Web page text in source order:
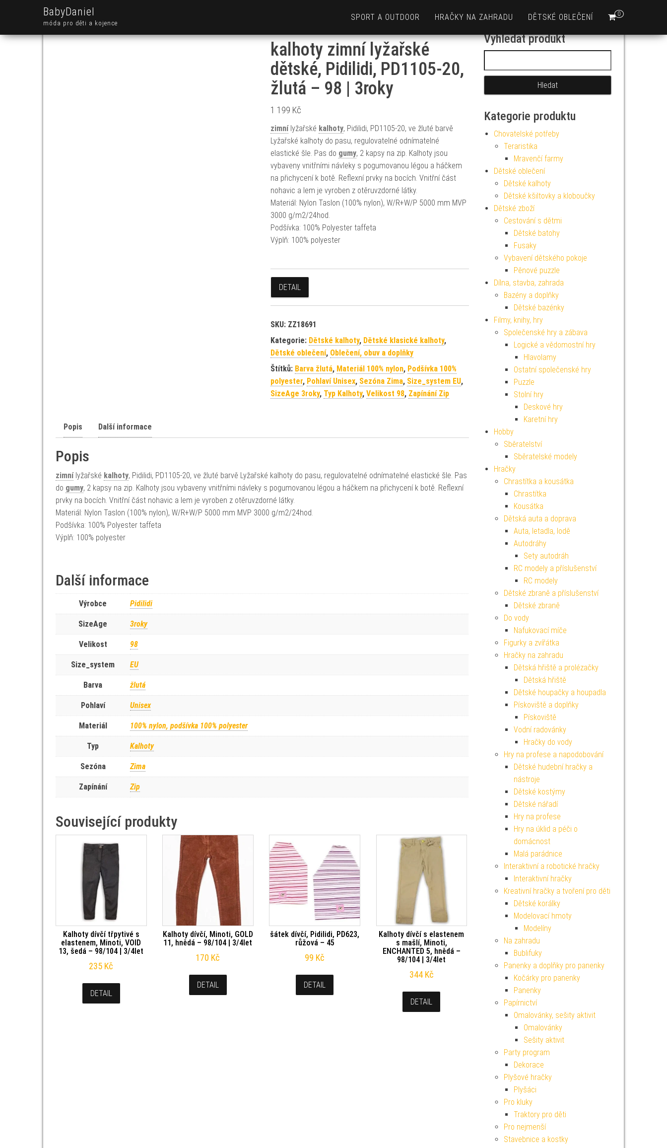
BabyDaniel
móda pro děti a kojence
0
SPORT A OUTDOOR HRAČKY NA ZAHRADU DĚTSKÉ OBLEČENÍ
kalhoty zimní lyžařské
dětské, Pidilidi, PD1105-20,
žlutá – 98 | 3roky
1 199 Kč
zimnílyžařské kalhoty, Pidilidi, PD1105-20, ve žluté barvě
Lyžařské kalhoty do pasu, regulovatelné odnímatelné
elastické šle. Pas do gumy, 2 kapsy na zip. Kalhoty jsou
vybaveny vnitřními návleky s pogumovanou légou a háčkem
na přichycení k botě. Reflexní prvky na bocích. Vnitřní část
nohavic a lem je vyroben z otěruvzdorné látky.
Materiál: Nylon Taslon (100% nylon), W/R+W/P 5000 mm MVP
3000 g/m2/24hod.
Podšívka: 100% Polyester taffeta
Výplň: 100% polyester
DETAIL
SKU: ZZ18691
Kategorie: Dětské kalhoty, Dětské klasické kalhoty,
Dětské oblečení, Oblečení, obuv a doplňky
Štítků: Barva žlutá, Materiál 100% nylon, Podšívka 100%
polyester, Pohlaví Unisex, Sezóna Zima, Size_system EU,
SizeAge 3roky, Typ Kalhoty, Velikost 98, Zapínání Zip
Popis Další informace
Popis
zimnílyžařské kalhoty, Pidilidi, PD1105-20, ve žluté barvě Lyžařské kalhoty do pasu, regulovatelné odnímatelné elastické šle. Pas
do gumy, 2 kapsy na zip. Kalhoty jsou vybaveny vnitřními návleky s pogumovanou légou a háčkem na přichycení k botě. Reflexní
prvky na bocích. Vnitřní část nohavic a lem je vyroben z otěruvzdorné látky.
Materiál: Nylon Taslon (100% nylon), W/R+W/P 5000 mm MVP 3000 g/m2/24hod.
Podšívka: 100% Polyester taffeta
Výplň: 100% polyester
Další informace
Výrobce Pidilidi
SizeAge 3roky
Velikost 98
Size_system EU
Barva žlutá
Pohlaví Unisex
Materiál 100% nylon, podšívka 100% polyester
Typ Kalhoty
Sezóna Zima
Zapínání Zip
Související produkty
Kalhoty dívčí třpytivé s
elastenem, Minoti, VOID
13, šedá – 98/104 | 3/4let
235 Kč
DETAIL
Kalhoty dívčí, Minoti, GOLD
11, hnědá – 98/104 | 3/4let
170 Kč
DETAIL
šátek dívčí, Pidilidi, PD623,
růžová – 45
99 Kč
DETAIL
Kalhoty dívčí s elastenem
s mašlí, Minoti,
ENCHANTED 5, hnědá –
98/104 | 3/4let
344 Kč
DETAIL
Vyhledat produkt
Kategorie produktu
Chovatelské potřeby
Teraristika
Mravenčí farmy
Dětské oblečení
Dětské kalhoty
Dětské kšiltovky a kloboučky
Dětské zboží
Cestování s dětmi
Dětské batohy
Fusaky
Vybavení dětského pokoje
Pěnové puzzle
Dílna, stavba, zahrada
Bazény a doplňky
Dětské bazénky
Filmy, knihy, hry
Společenské hry a zábava
Logické a vědomostní hry
Hlavolamy
Ostatní společenské hry
Puzzle
Stolní hry
Deskové hry
Karetní hry
Hobby
Sběratelství
Sběratelské modely
Hračky
Chrastítka a kousátka
Chrastítka
Kousátka
Dětská auta a doprava
Auta, letadla, lodě
Autodráhy
Sety autodráh
RC modely a příslušenství
RC modely
Dětské zbraně a příslušenství
Dětské zbraně
Do vody
Nafukovací míče
Figurky a zvířátka
Hračky na zahradu
Dětská hřiště a prolézačky
Dětská hřiště
Dětské houpačky a houpadla
Pískoviště a doplňky
Pískoviště
Vodní radovánky
Hračky do vody
Hry na profese a napodobování
Dětské hudební hračky a
nástroje
Dětské kostýmy
Dětské nářadí
Hry na profese
Hry na úklid a péči o
domácnost
Malá parádnice
Interaktivní a robotické hračky
Interaktivní hračky
Kreativní hračky a tvoření pro děti
Dětské korálky
Modelovací hmoty
Modelíny
Na zahradu
Bublifuky
Panenky a doplňky pro panenky
Kočárky pro panenky
Panenky
Papírnictví
Omalovánky, sešity aktivit
Omalovánky
Sešity aktivit
Party program
Dekorace
Plyšové hračky
Plyšáci
Pro kluky
Traktory pro děti
Pro nejmenší
Stavebnice a kostky